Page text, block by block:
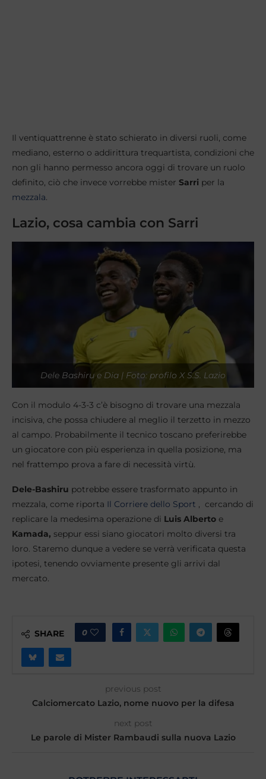
Il ventiquattrenne è stato schierato in diversi ruoli, come
mediano, esterno o addirittura trequartista, condizioni che
non gli hanno permesso ancora oggi di trovare un ruolo
definito, ciò che invece vorrebbe mister Sarri per la
mezzala.
Lazio, cosa cambia con Sarri
Dele Bashiru e Dia | Foto: profilo X S.S. Lazio
Con il modulo 4-3-3 c’è bisogno di trovare una mezzala
incisiva, che possa chiudere al meglio il terzetto in mezzo
al campo. Probabilmente il tecnico toscano preferirebbe
un giocatore con più esperienza in quella posizione, ma
nel frattempo prova a fare di necessità virtù.
Dele-Bashiru potrebbe essere trasformato appunto in
mezzala, come riporta Il Corriere dello Sport , cercando di
replicare la medesima operazione di Luis Alberto e
Kamada, seppur essi siano giocatori molto diversi tra
loro. Staremo dunque a vedere se verrà verificata questa
ipotesi, tenendo ovviamente presente gli arrivi dal
mercato.
SHARE 0
previous post
Calciomercato Lazio, nome nuovo per la difesa
next post
Le parole di Mister Rambaudi sulla nuova Lazio